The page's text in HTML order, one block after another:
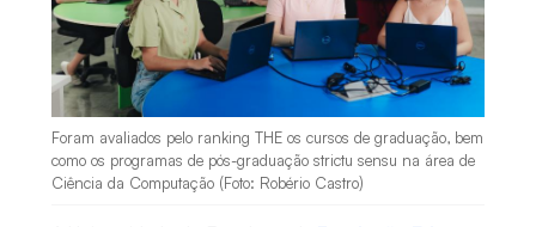
Foram avaliados pelo ranking THE os cursos de graduação, bem
como os programas de pós-graduação strictu sensu na área de
Ciência da Computação (Foto: Robério Castro)